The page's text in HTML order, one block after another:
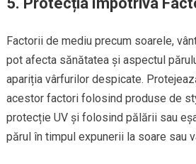
Factorii de mediu precum soarele,
pot afecta sănătatea și aspectul
apariția vârfurilor despicate.
acestor factori folosind produse de
protecție UV și folosind pălării sau
părul în timpul expunerii la soare sau